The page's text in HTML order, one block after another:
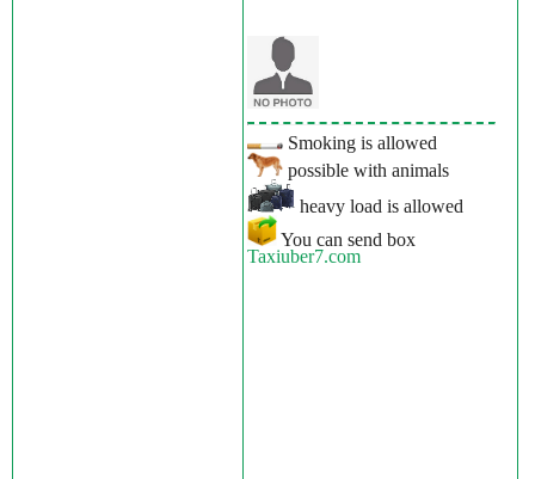
Smoking is allowed
possible with animals
heavy load is allowed
You can send box
Taxiuber7.com